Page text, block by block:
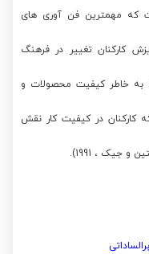
که مهمترین فن آوری های
کارکنان تغییر در فرهنگ
به خاطر کیفیت محصولات و
کارکنان در کیفیت کار نقش